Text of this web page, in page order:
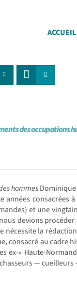
ACCUEIL
des occupations
hommes
années consacrées
et une
devions
nécessite la
consacré au cadre
ex-« Haute-
—